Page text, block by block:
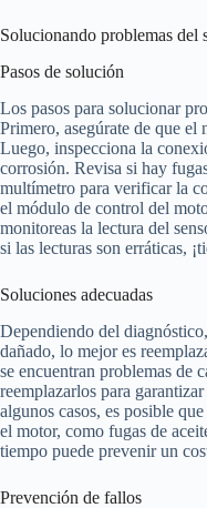
Solucionando problemas del
Pasos de solución
Los pasos para solucionar
Primero, asegúrate de que el
Luego, inspecciona la
corrosión. Revisa si hay
multímetro para verificar la
el módulo de control del
monitoreas la lectura del
si las lecturas son erráticas,
Soluciones adecuadas
Dependiendo del
dañado, lo mejor es
se encuentran problemas de
reemplazarlos para
algunos casos, es posible
el motor, como fugas de
tiempo puede prevenir un
Prevención de fallos